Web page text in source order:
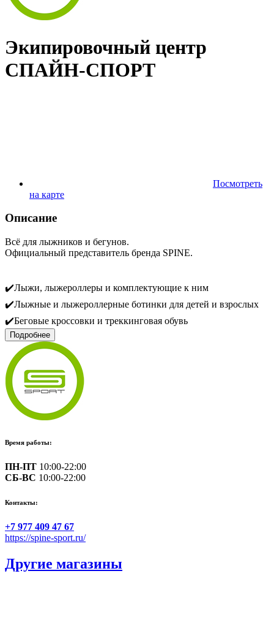
Экипировочный центр
СПАЙН-СПОРТ
Посмотреть
на карте
Описание
Всё для лыжников и бегунов.
Официальный представитель бренда SPINE.
✔️Лыжи, лыжероллеры и комплектующие к ним
✔️Лыжные и лыжероллерные ботинки для детей и взрослых
✔️Беговые кроссовки и треккинговая обувь
✔️Защитные шлемы и оптика
✔️Всесезонная одежда и аксессуары
✔️Средства для подготовки лыж - мази, парафины,
инструменты
Также в ассортименте такие бренды как: FISCHER, MOAX,
Экипируйтесь грамотно!
Подробнее
Время работы:
ПН-ПТ 10:00-22:00
СБ-ВС 10:00-22:00
Контакты:
+7 977 409 47 67
https://spine-sport.ru/
Другие магазины